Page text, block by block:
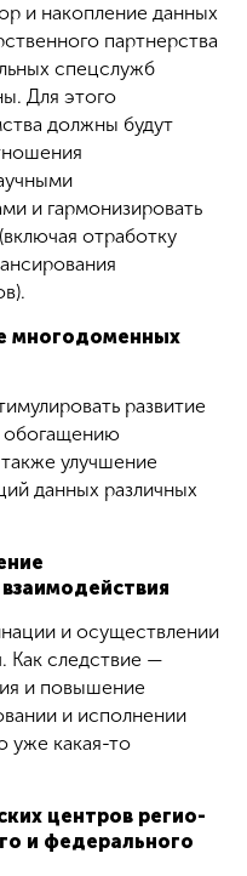
и накопление данных
партнерства
спецслужб
Для этого
должны будут
и гармонизировать
отработку
многодоменных
развитие
обогащению
улучшение
данных различных
и осуществлении
Как следствие —
и повышение
и исполнении
уже какая-то
центров регио­
и федерального